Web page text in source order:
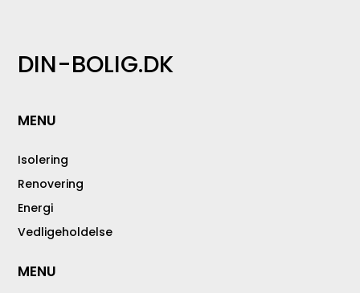
DIN-BOLIG.DK
MENU
Isolering
Renovering
Energi
Vedligeholdelse
MENU